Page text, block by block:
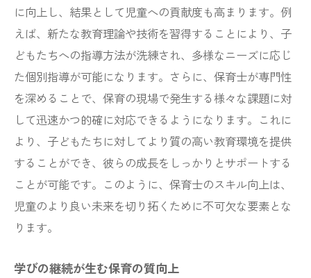
に向上し、結果として児童への貢献度も高まります。例
えば、新たな教育理論や技術を習得することにより、子
どもたちへの指導方法が洗練され、多様なニーズに応じ
た個別指導が可能になります。さらに、保育士が専門性
を深めることで、保育の現場で発生する様々な課題に対
して迅速かつ的確に対応できるようになります。これに
より、子どもたちに対してより質の高い教育環境を提供
することができ、彼らの成長をしっかりとサポートする
ことが可能です。このように、保育士のスキル向上は、
児童のより良い未来を切り拓くために不可欠な要素とな
ります。
学びの継続が生む保育の質向上